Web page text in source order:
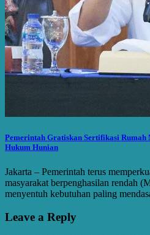
Pemerintah Gratiskan Sertifikasi Rumah
Hukum Hunian
Jakarta – Pemerintah terus
masyarakat berpenghasilan rendah
menyentuh kebutuhan paling
Leave a Reply